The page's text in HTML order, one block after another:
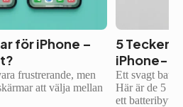
för iPhone –
frustrerande, men
att välja mellan
5 Tecken
iPhone-
Ett svagt
Här är de 5
ett batteribyte